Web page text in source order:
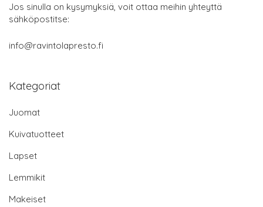
Jos sinulla on kysymyksiä, voit ottaa meihin yhteyttä
sähköpostitse:
info@ravintolapresto.fi
Kategoriat
Juomat
Kuivatuotteet
Lapset
Lemmikit
Makeiset